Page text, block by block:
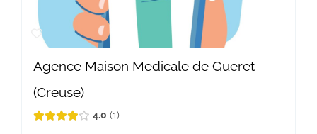
Agence Maison Medicale de Gueret
(Creuse)
4.0 1